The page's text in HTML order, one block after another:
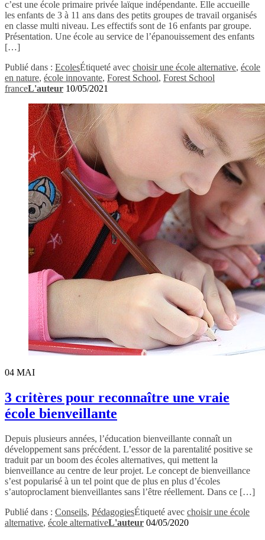
c’est une école primaire privée laïque indépendante. Elle accueille
les enfants de 3 à 11 ans dans des petits groupes de travail organisés
en classe multi niveau. Les effectifs sont de 16 enfants par groupe.
Présentation. Une école au service de l’épanouissement des enfants
[…]
Publié dans : EcolesÉtiqueté avec choisir une école alternative, école
en nature, école innovante, Forest School, Forest School
franceL'auteur 10/05/2021
04 MAI
3 critères pour reconnaître une vraie
école bienveillante
Depuis plusieurs années, l’éducation bienveillante connaît un
développement sans précédent. L’essor de la parentalité positive se
traduit par un boom des écoles alternatives, qui mettent la
bienveillance au centre de leur projet. Le concept de bienveillance
s’est popularisé à un tel point que de plus en plus d’écoles
s’autoproclament bienveillantes sans l’être réellement. Dans ce […]
Publié dans : Conseils, PédagogiesÉtiqueté avec choisir une école
alternative, école alternativeL'auteur 04/05/2020